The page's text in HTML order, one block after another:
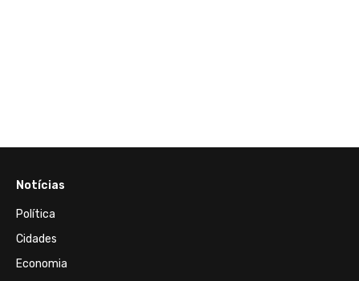
Notícias
Política
Cidades
Economia